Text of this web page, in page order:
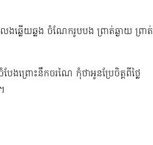
ងឆ្លើយឆ្លង ចំណែករូបបង ព្រាត់ឆ្ងាយ ព្រាត់
ែងព្រោះនឹកចរណៃ កុំថាអូនប្រែចិត្តពីថ្លៃ